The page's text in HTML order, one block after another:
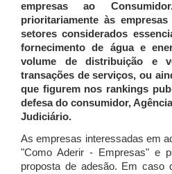
empresas ao
prioritariamente às
setores considerados
fornecimento de água e
volume de distribuição e
transações de serviços, ou
que figurem nos rankings
defesa do consumidor,
Judiciário.
As empresas interessadas em
"Como Aderir - Empresas" e
proposta de adesão. Em caso